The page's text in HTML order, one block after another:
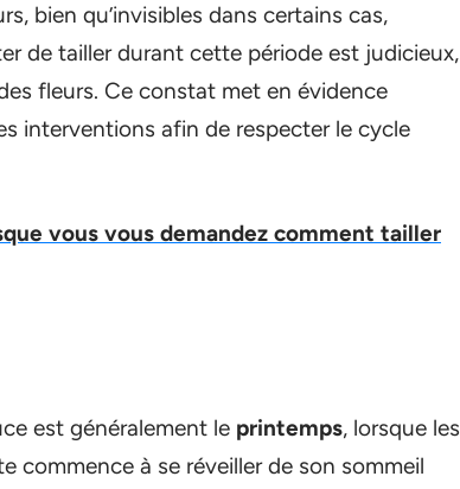
bien qu’invisibles dans certains cas,
de tailler durant cette période est judicieux,
fleurs. Ce constat met en évidence
interventions afin de respecter le cycle
vous vous demandez comment tailler
est généralement le printemps, lorsque les
commence à se réveiller de son sommeil